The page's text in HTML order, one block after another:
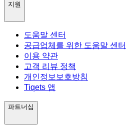
지원
도움말 센터
공급업체를 위한 도움말 센터
이용 약관
고객 리뷰 정책
개인정보보호방침
Tiqets 앱
파트너십